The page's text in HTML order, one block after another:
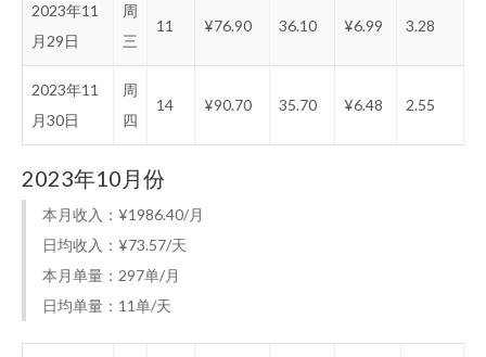
2023年11
月29日
周
三
11 ¥76.90 36.10 ¥6.99 3.28
2023年11
月30日
周
四
14 ¥90.70 35.70 ¥6.48 2.55
2023年10月份
本月收入：¥1986.40/月
日均收入：¥73.57/天
本月单量：297单/月
日均单量：11单/天